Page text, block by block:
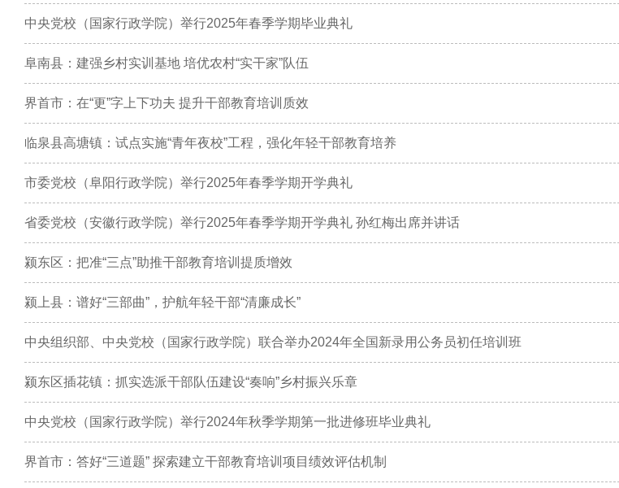
中央党校（国家行政学院）举行2025年春季学期毕业典礼
阜南县：建强乡村实训基地 培优农村“实干家”队伍
界首市：在“更”字上下功夫 提升干部教育培训质效
临泉县高塘镇：试点实施“青年夜校”工程，强化年轻干部教育培养
市委党校（阜阳行政学院）举行2025年春季学期开学典礼
省委党校（安徽行政学院）举行2025年春季学期开学典礼 孙红梅出席并讲话
颍东区：把准“三点”助推干部教育培训提质增效
颍上县：谱好“三部曲”，护航年轻干部“清廉成长”
中央组织部、中央党校（国家行政学院）联合举办2024年全国新录用公务员初任培训班
颍东区插花镇：抓实选派干部队伍建设“奏响”乡村振兴乐章
中央党校（国家行政学院）举行2024年秋季学期第一批进修班毕业典礼
界首市：答好“三道题” 探索建立干部教育培训项目绩效评估机制